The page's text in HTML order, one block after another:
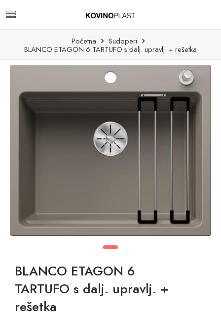
Početna
Sudoperi
BLANCO ETAGON 6 TARTUFO s dalj. upravlj. + rešetka
BLANCO ETAGON 6
TARTUFO s dalj. upravlj. +
rešetka